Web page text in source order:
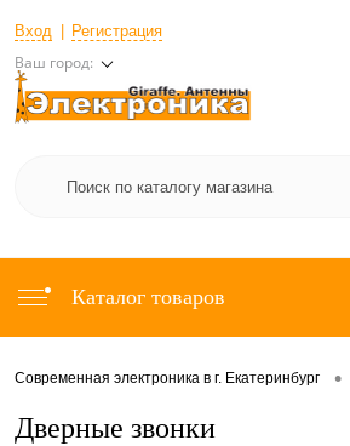
Вход Регистрация
Ваш город:
Каталог товаров
Современная электроника в г. Екатеринбург •
Дверные звонки